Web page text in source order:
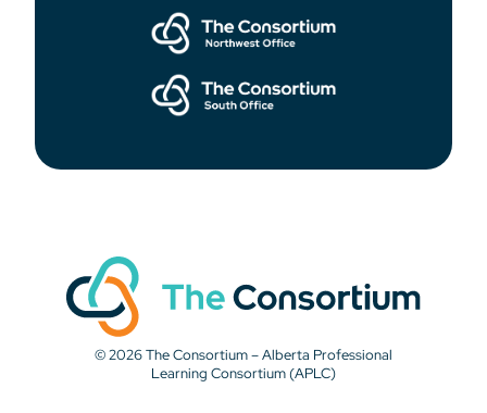
© 2026 The Consortium – Alberta Professional
Learning Consortium (APLC)